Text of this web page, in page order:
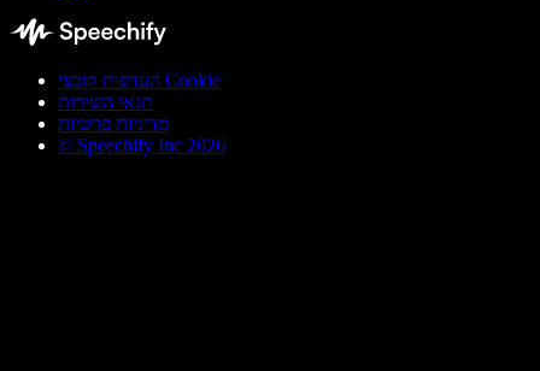
העדפות קובצי Cookie
תנאי השירות
מדיניות פרטיות
© Speechify Inc 2026